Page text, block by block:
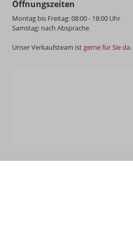
Öffnungszeiten
Montag bis Freitag: 08:00 - 18:00 Uhr
Samstag: nach Absprache
Unser Verkaufsteam ist gerne für Sie da.